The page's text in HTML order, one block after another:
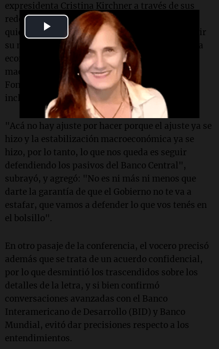
Play
Video
expresidenta Cristina Kirchner a través de sus
redes sociales, Adorni añadió: "Es difícil que
quienes destruyeron la moneda hoy puedan abrir
su mente para comprender cómo es el programa
económico, en qué se basa la estabilización
macroeconómica y por qué este acuerdo con el
Fondo es distinto a todos los anteriores, que
incluso firmaron ellos y que pactaron ellos".
"Acá no hay ajuste por hacer porque el ajuste ya se
hizo y la estabilización macroeconómica ya se
hizo, por lo tanto, lo que nos queda es seguir
defendiendo los pasivos del Banco Central",
subrayó, y agregó: "No es ni más ni menos que
darte la garantía de que el Gobierno no te va a
estafar, que vamos a defender lo que vos tenés en
el bolsillo".
En otro pasaje de la conferencia, el vocero precisó
además que se trata de un acuerdo confidencial,
por lo que desmintió los trascendidos sobre los
detalles de la letra, y si bien confirmó
conversaciones avanzadas con el Banco
Interamericano de Desarrollo (BID) y Banco
Mundial, evitó dar precisiones respecto a los
entendimientos.